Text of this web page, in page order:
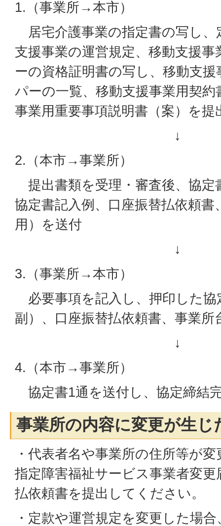
1.（事業所→本市）
居宅介護事業の指定書の写し、
支援事業の運営規定、移動支援
ーの資格証明書の写し、移動支
パーの一覧、移動支援事業用契約
事業用重要事項説明書（案）を提
↓
2.（本市→事業所）
提出書類を受理・審査後、協定
協定書記入例、口座振替払依頼書
用）を送付
↓
3.（事業所→本市）
必要事項を記入し、押印した協
副）、口座振替払依頼書、事業所
↓
4.（本市→事業所）
協定書1通を送付し、協定締結
事業所の内容に変更が生じ
・代表者名や事業所の住所等が
指定障害福祉サービス事業者変
払依頼書を提出してください。
・定款や運営規定を変更した場